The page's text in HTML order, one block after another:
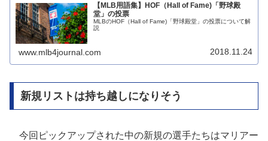
【MLB用語集】HOF（Hall of Fame)「野球殿
堂」の投票
MLBのHOF（Hall of Fame)「野球殿堂」の投票について解
説
www.mlb4journal.com 2018.11.24
新規リストは持ち越しになりそう
今回ピックアップされた中の新規の選手たちはマリアー